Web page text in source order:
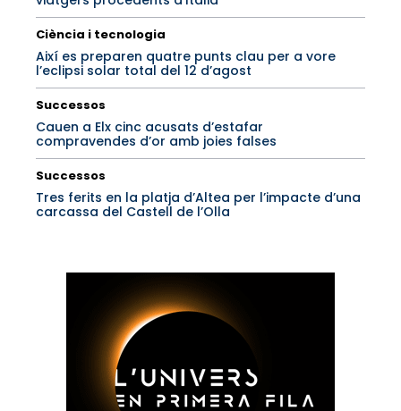
Ciència i tecnologia
Així es preparen quatre punts clau per a vore
l’eclipsi solar total del 12 d’agost
Successos
Cauen a Elx cinc acusats d’estafar
compravendes d’or amb joies falses
Successos
Tres ferits en la platja d’Altea per l’impacte d’una
carcassa del Castell de l’Olla